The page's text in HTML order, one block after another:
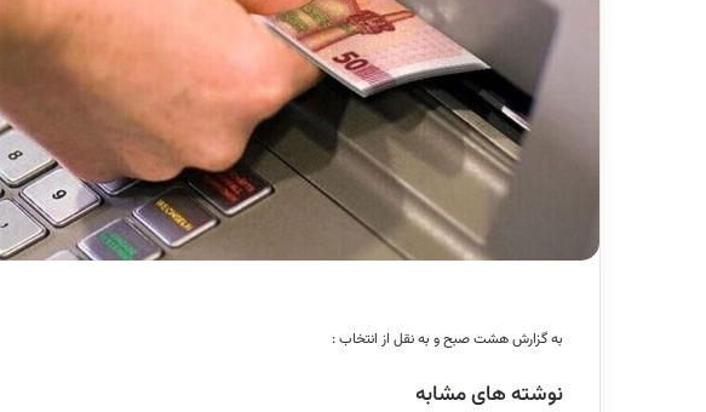
به گزارش هشت صبح و به نقل از انتخاب :
نوشته های مشابه